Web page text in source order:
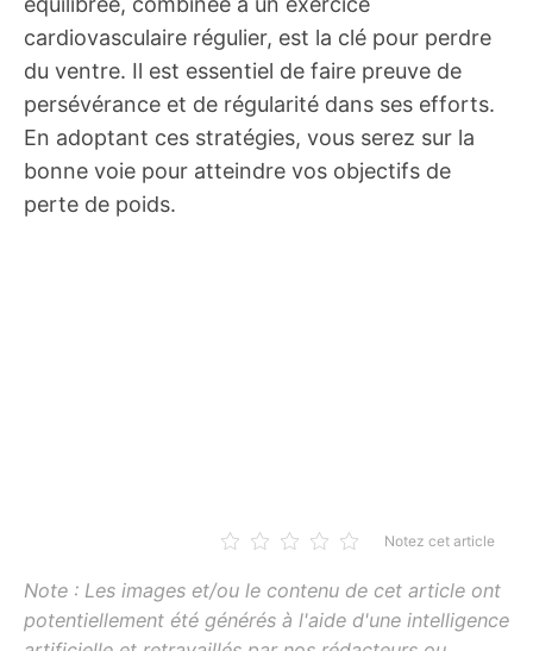
cardiovasculaire régulier, est la clé pour perdre
du ventre. Il est essentiel de faire preuve de
persévérance et de régularité dans ses efforts.
En adoptant ces stratégies, vous serez sur la
bonne voie pour atteindre vos objectifs de
perte de poids.
Notez cet article